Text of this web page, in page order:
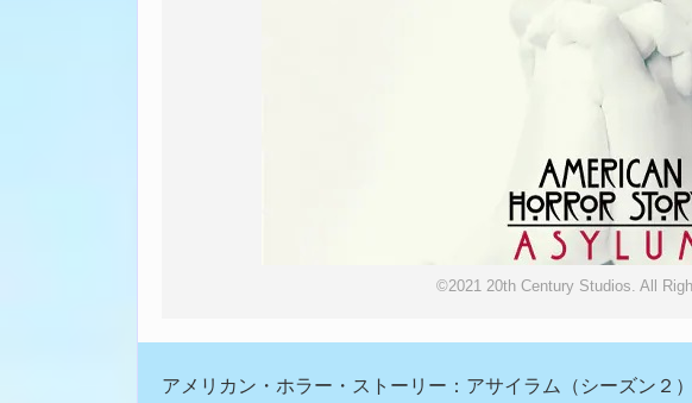
©2021 20th Century Studios. All
アメリカン・ホラー・ストーリー：アサイラム（シーズン２